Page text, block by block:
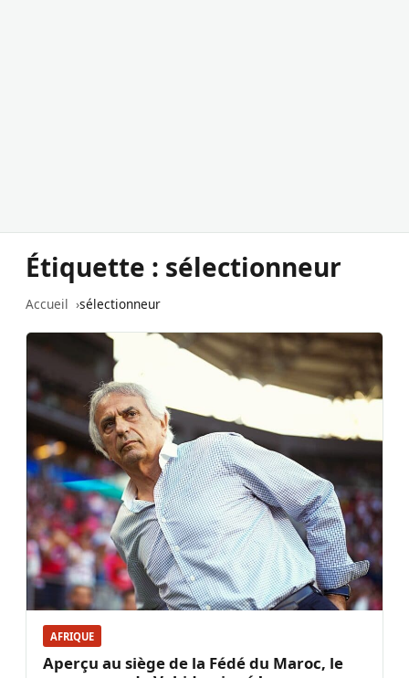
Étiquette : sélectionneur
Accueil sélectionneur
AFRIQUE
Aperçu au siège de la Fédé du Maroc, le